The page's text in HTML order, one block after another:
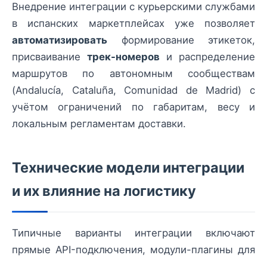
Внедрение интеграции с курьерскими службами
в испанских маркетплейсах уже позволяет
автоматизировать формирование этикеток,
присваивание трек-номеров и распределение
маршрутов по автономным сообществам
(Andalucía, Cataluña, Comunidad de Madrid) с
учётом ограничений по габаритам, весу и
локальным регламентам доставки.
Технические модели интеграции
и их влияние на логистику
Типичные варианты интеграции включают
прямые API-подключения, модули-плагины для